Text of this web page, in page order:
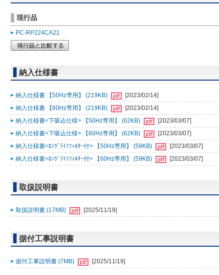
現行品
PC-RP224CA21
納入仕様書
納入仕様書 【50Hz専用】 (219KB)
[2023/02/14]
納入仕様書 【60Hz専用】 (219KB)
[2023/02/14]
納入仕様書<下吸込仕様> 【50Hz専用】 (62KB)
[2023/03/07]
納入仕様書<下吸込仕様> 【60Hz専用】 (62KB)
[2023/03/07]
納入仕様書<ﾛﾝｸﾞﾗｲﾌﾌｨﾙﾀｰ付> 【50Hz専用】 (59KB)
[2023/03/07]
納入仕様書<ﾛﾝｸﾞﾗｲﾌﾌｨﾙﾀｰ付> 【60Hz専用】 (59KB)
[2023/03/07]
取扱説明書
取扱説明書 (17MB) [2025/11/19]
据付工事説明書
据付工事説明書 (7MB) [2025/11/19]